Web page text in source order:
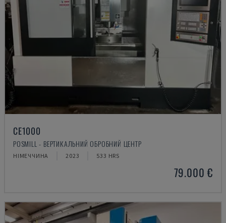
CE1000
POSMILL - ВЕРТИКАЛЬНИЙ ОБРОБНИЙ ЦЕНТР
НІМЕЧЧИНА 2023 533 HRS
79.000 €